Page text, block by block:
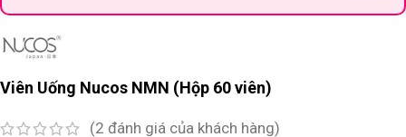
Viên Uống Nucos NMN (Hộp 60 viên)
(2 đánh giá của khách hàng)